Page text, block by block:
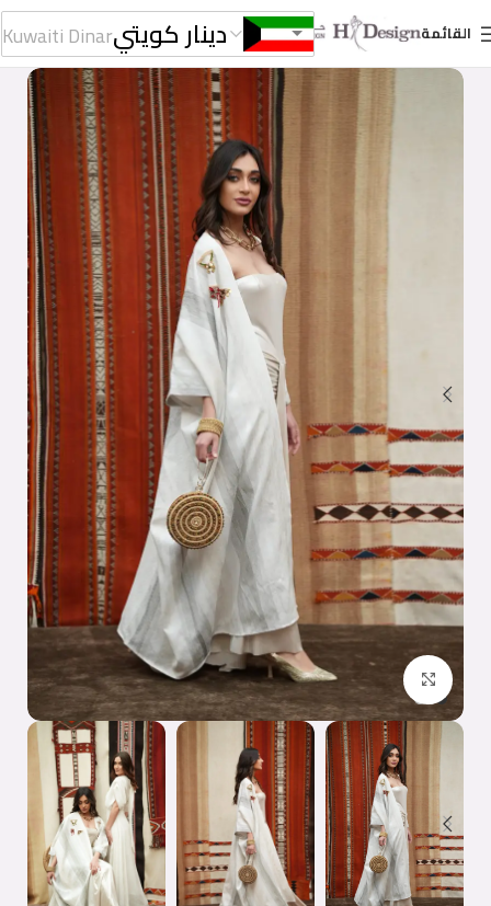
القائمة دينار كويتيKuwaiti Dinar
اضغط للتكبير